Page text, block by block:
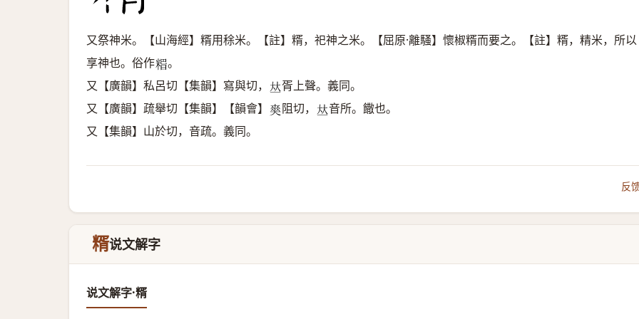
又祭神米。【山海經】糈用稌米。【註】糈，祀神之米。【屈原·離騷】懷椒糈而要之。【註】糈，精米，所以
享神也。俗作𥺸 。
又【廣韻】私呂切【集韻】寫與切， 𠀤胥上聲。義同。
又【廣韻】疏舉切【集韻】【韻會】 𠁊 阻切， 𠀤音所。饊也。
又【集韻】山於切，音疏。義同。
反
糈说文解字
说文解字·糈